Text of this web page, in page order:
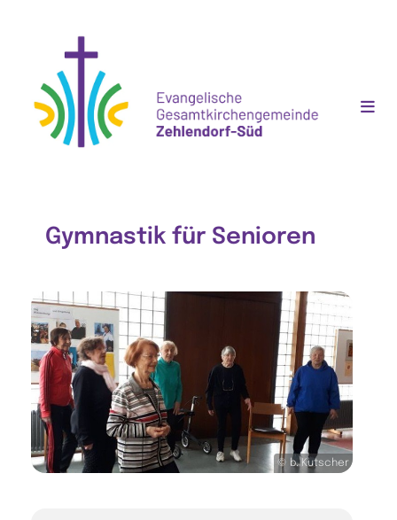
Gymnastik für Senioren
© b. Kutscher